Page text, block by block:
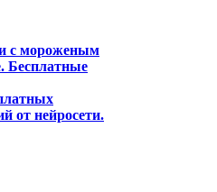
с мороженым
Бесплатные
от нейросети.